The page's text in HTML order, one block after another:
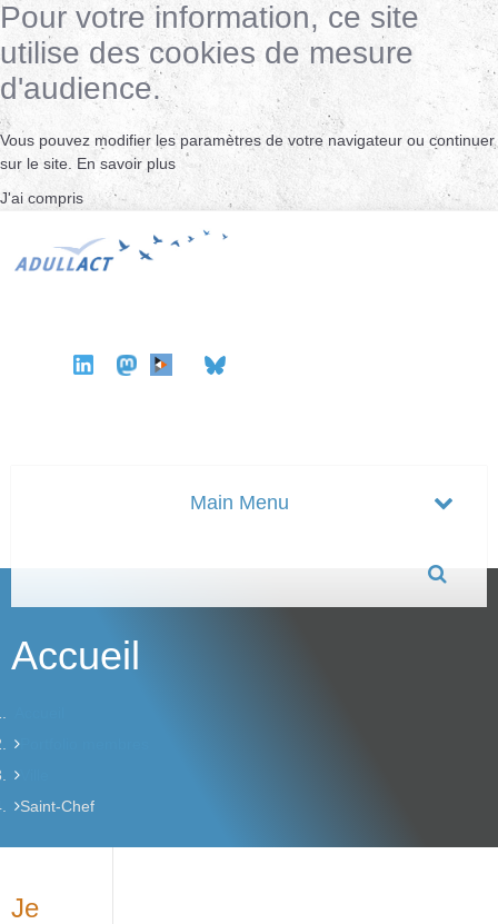
Pour votre information, ce site
utilise des cookies de mesure
d'audience.
Vous pouvez modifier les paramètres de votre navigateur ou continuer
sur le site. En savoir plus
J'ai compris
Accueil
Saint-Chef
Je